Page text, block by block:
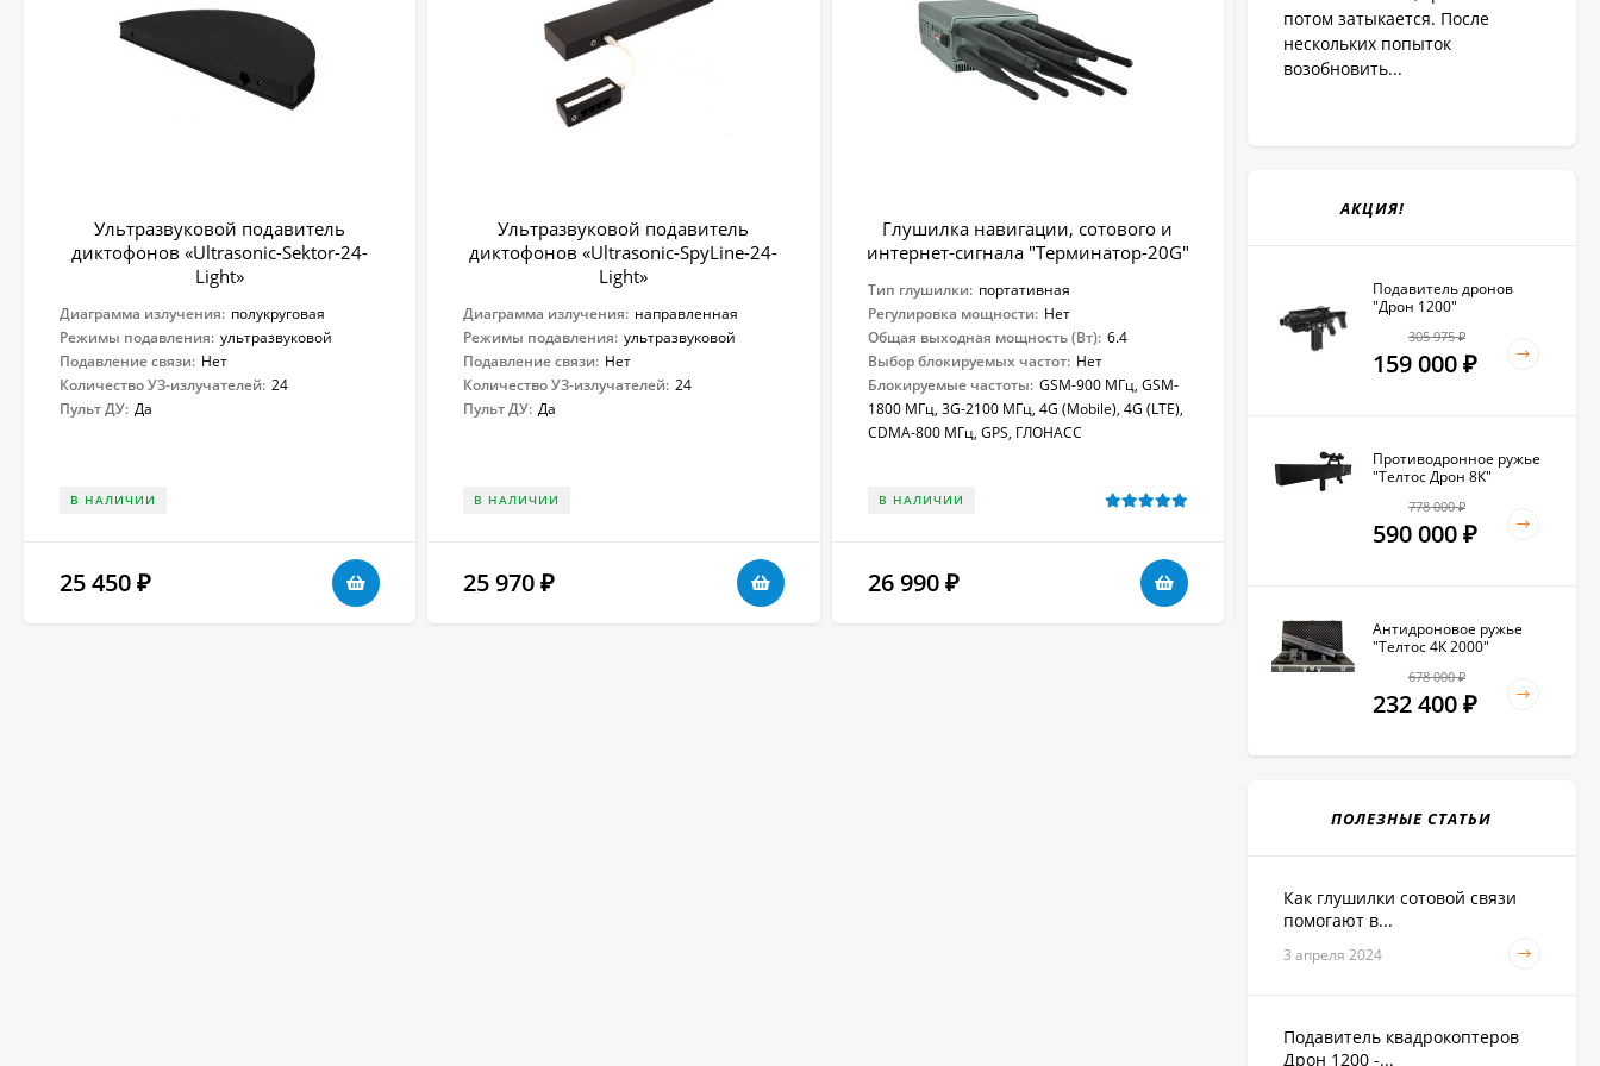
Ультразвуковой подавитель
диктофонов «Ultrasonic-Sektor-24-
Light»
Диаграмма излучения: полукруговая
Режимы подавления: ультразвуковой
Подавление связи: Нет
Количество УЗ-излучателей: 24
Пульт ДУ: Да
В НАЛИЧИИ
25 450 ₽
Ультразвуковой подавитель
диктофонов «Ultrasonic-SpyLine-24-
Light»
Диаграмма излучения: направленная
Режимы подавления: ультразвуковой
Подавление связи: Нет
Количество УЗ-излучателей: 24
Пульт ДУ: Да
В НАЛИЧИИ
25 970₽
Глушилка навигации, сотового и
интернет-сигнала "Терминатор-20G"
Тип глушилки: портативная
Регулировка мощности: Нет
Общая выходная мощность (Вт): 6.4
Выбор блокируемых частот: Нет
Блокируемые частоты: GSM-900 МГц, GSM-
1800 МГц, 3G-2100 МГц, 4G (Mobile), 4G (LTE),
CDMA-800 МГц, GPS, ГЛОНАСС
В НАЛИЧИИ
26 990 ₽
Диаграмма излучения: направленная
Режимы подавления: акустический
Подавление связи:
Нет
Количество УЗ-излучателей:
потом затыкается. После
нескольких попыток
возобновить...
АКЦИЯ!
Подавитель дронов
"Дрон 1200"
305 975₽
159 000 ₽
Противодронное ружье
"Телтос Дрон 8К"
778 000₽
590 000 ₽
Антидроновое ружье
"Телтос 4К 2000"
678 000₽
232 400 ₽
ПОЛЕЗНЫЕ СТАТЬИ
Как глушилки сотовой связи
помогают в...
3 апреля 2024
Подавитель квадрокоптеров
Дрон 1200 -...